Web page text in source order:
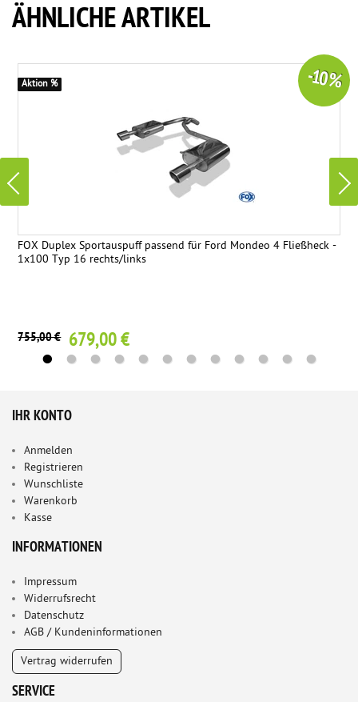
ÄHNLICHE ARTIKEL
FOX Duplex Sportauspuff passend für Ford Mondeo 4 Fließheck -
1x100 Typ 16 rechts/links
755,00 € 679,00 €
-10 %
Aktion %
IHR KONTO
Anmelden
Registrieren
Wunschliste
Warenkorb
Kasse
INFORMATIONEN
Impressum
Widerrufsrecht
Datenschutz
AGB / Kundeninformationen
Vertrag widerrufen
SERVICE